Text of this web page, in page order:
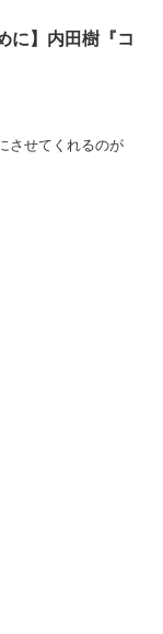
に】内田樹『コ
させてくれるのが